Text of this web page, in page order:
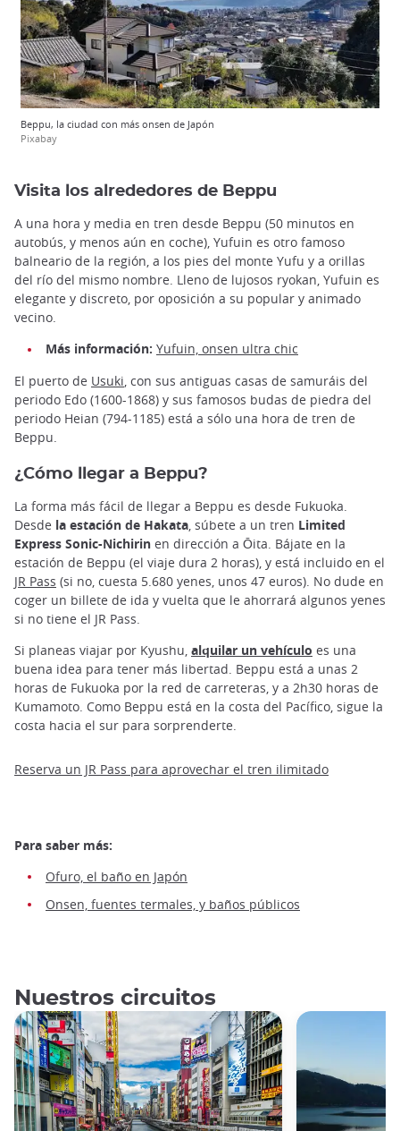
Beppu, la ciudad con más onsen de Japón
Pixabay
Visita los alrededores de Beppu
A una hora y media en tren desde Beppu (50 minutos en
autobús, y menos aún en coche), Yufuin es otro famoso
balneario de la región, a los pies del monte Yufu y a orillas
del río del mismo nombre. Lleno de lujosos ryokan, Yufuin es
elegante y discreto, por oposición a su popular y animado
vecino.
Más información: Yufuin, onsen ultra chic
El puerto de Usuki , con sus antiguas casas de samuráis del
periodo Edo (1600-1868) y sus famosos budas de piedra del
periodo Heian (794-1185) está a sólo una hora de tren de
Beppu.
¿Cómo llegar a Beppu?
La forma más fácil de llegar a Beppu es desde Fukuoka.
Desde la estación de Hakata , súbete a un tren Limited
Express Sonic-Nichirin en dirección a Ōita. Bájate en la
estación de Beppu (el viaje dura 2 horas), y está incluido en el
JR Pass (si no, cuesta 5.680 yenes, unos 47 euros). No dude en
coger un billete de ida y vuelta que le ahorrará algunos yenes
si no tiene el JR Pass.
Si planeas viajar por Kyushu, alquilar un vehículo es una
buena idea para tener más libertad. Beppu está a unas 2
horas de Fukuoka por la red de carreteras, y a 2h30 horas de
Kumamoto. Como Beppu está en la costa del Pacífico, sigue la
costa hacia el sur para sorprenderte.
Reserva un JR Pass para aprovechar el tren ilimitado
Para saber más:
Ofuro, el baño en Japón
Onsen, fuentes termales, y baños públicos
Nuestros circuitos